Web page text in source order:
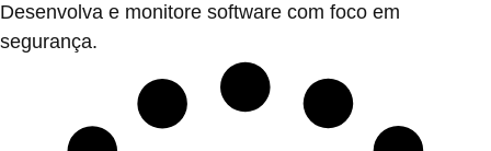
Desenvolva e monitore software com foco em
segurança.